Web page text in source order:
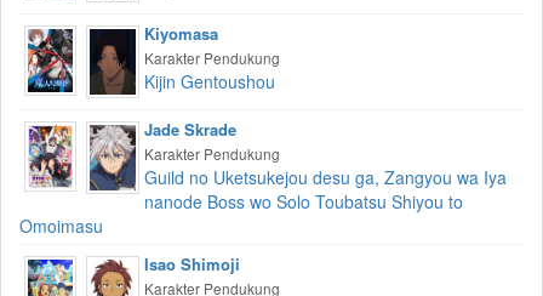
Kiyomasa
Karakter Pendukung
Kijin Gentoushou
Jade Skrade
Karakter Pendukung
Guild no Uketsukejou desu ga, Zangyou wa Iya
nanode Boss wo Solo Toubatsu Shiyou to
Omoimasu
Isao Shimoji
Karakter Pendukung